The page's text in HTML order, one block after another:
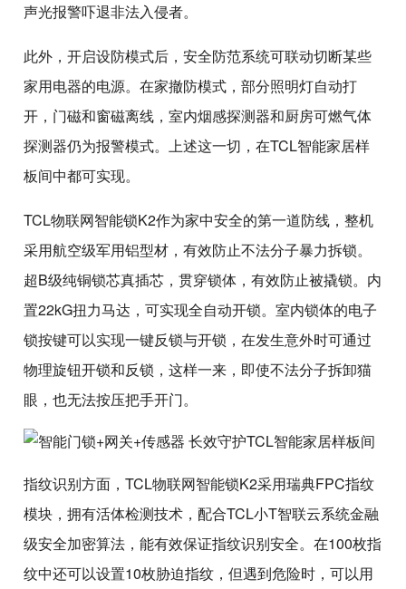
声光报警吓退非法入侵者。
此外，开启设防模式后，安全防范系统可联动切断某些
家用电器的电源。在家撤防模式，部分照明灯自动打
开，门磁和窗磁离线，室内烟感探测器和厨房可燃气体
探测器仍为报警模式。上述这一切，在TCL智能家居样
板间中都可实现。
TCL物联网智能锁K2作为家中安全的第一道防线，整机
采用航空级军用铝型材，有效防止不法分子暴力拆锁。
超B级纯铜锁芯真插芯，贯穿锁体，有效防止被撬锁。内
置22kG扭力马达，可实现全自动开锁。室内锁体的电子
锁按键可以实现一键反锁与开锁，在发生意外时可通过
物理旋钮开锁和反锁，这样一来，即使不法分子拆卸猫
眼，也无法按压把手开门。
指纹识别方面，TCL物联网智能锁K2采用瑞典FPC指纹
模块，拥有活体检测技术，配合TCL小T智联云系统金融
级安全加密算法，能有效保证指纹识别安全。在100枚指
纹中还可以设置10枚胁迫指纹，但遇到危险时，可以用